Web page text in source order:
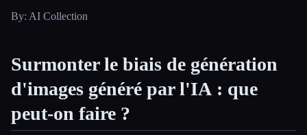
Comparer les outils
Toutes les catégories
By: AI Collection
Surmonter le biais de génération
d'images généré par l'IA : que
peut-on faire ?